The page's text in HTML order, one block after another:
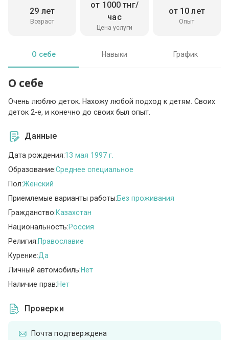
Возраст
29 лет
Цена услуги
от 1000 тнг/
час
Опыт
от 10 лет
О себе Навыки График
О себе
Очень люблю деток. Нахожу любой подход к детям. Своих
деток 2-е, и конечно до своих был опыт.
Данные
Дата рождения:13 мая 1997 г.
Образование:Среднее специальное
Пол:Женский
Приемлемые варианты работы:Без проживания
Гражданство:Казахстан
Национальность:Россия
Религия:Православие
Курение:Да
Личный автомобиль:Нет
Наличие прав:Нет
Проверки
Почта подтверждена